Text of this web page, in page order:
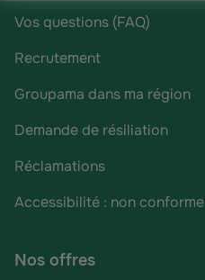
Vos questions (FAQ)
Recrutement
Groupama dans ma région
Demande de résiliation
Réclamations
Accessibilité : non conforme
Nos offres